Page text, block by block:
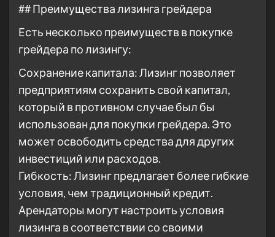
## Преимущества лизинга грейдера
Есть несколько преимуществ в покупке
грейдера по лизингу:
Сохранение капитала: Лизинг позволяет
предприятиям сохранить свой капитал,
который в противном случае был бы
использован для покупки грейдера. Это
может освободить средства для других
инвестиций или расходов.
Гибкость: Лизинг предлагает более гибкие
условия, чем традиционный кредит.
Арендаторы могут настроить условия
лизинга в соответствии со своими